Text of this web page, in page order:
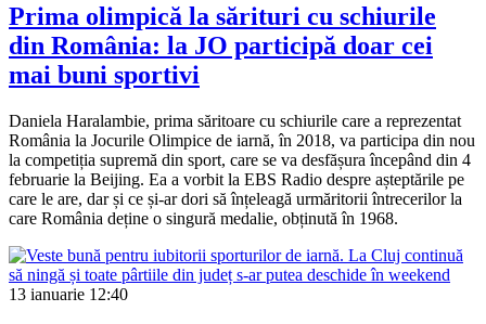
Prima olimpică la sărituri cu schiurile
din România: la JO participă doar cei
mai buni sportivi
Daniela Haralambie, prima săritoare cu schiurile care a reprezentat
România la Jocurile Olimpice de iarnă, în 2018, va participa din nou
la competiția supremă din sport, care se va desfășura începând din 4
februarie la Beijing. Ea a vorbit la EBS Radio despre așteptările pe
care le are, dar și ce și-ar dori să înțeleagă urmăritorii întrecerilor la
care România deține o singură medalie, obținută în 1968.
13 ianuarie 12:40